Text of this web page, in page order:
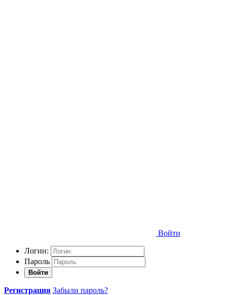
Войти
Логин:
Пароль
Войти
Регистрация Забыли пароль?